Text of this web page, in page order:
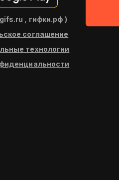
gifs.ru , гифки.рф )
соглашение
технологии